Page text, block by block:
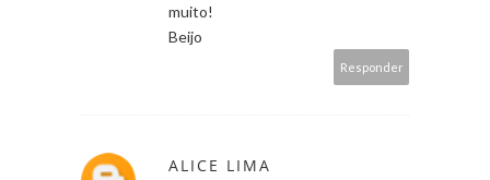
muito!
Beijo
Responder
ALICE LIMA